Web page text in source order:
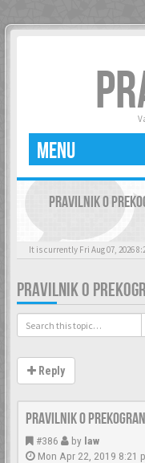
MENU
PRAVILNIK O
It is currently Fri Aug 07, 2026
PRAVILNIK O
Reply
Pravilnik o
#386 by law
Mon Apr 22, 2019 8:21